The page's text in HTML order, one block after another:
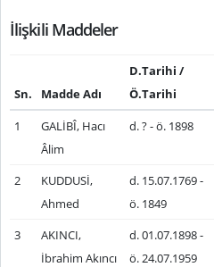
İlişkili Maddeler
Sn. Madde Adı
D.Tarihi /
Ö.Tarihi
1
GALİBÎ, Hacı
Âlim
d. ? - ö. 1898
2
KUDDUSİ,
Ahmed
d. 15.07.1769 -
ö. 1849
3
AKINCI,
İbrahim Akıncı
d. 01.07.1898 -
ö. 24.07.1959